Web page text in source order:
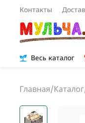
Контакты
Весь каталог
Главная/Каталог